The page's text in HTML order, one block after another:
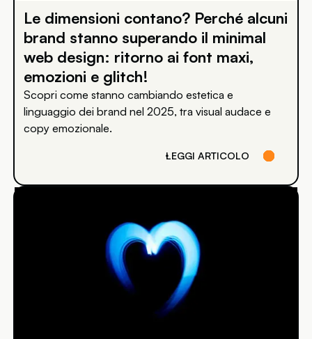
Le dimensioni contano? Perché alcuni
brand stanno superando il minimal
web design: ritorno ai font maxi,
emozioni e glitch!
Scopri come stanno cambiando estetica e
linguaggio dei brand nel 2025, tra visual audace e
copy emozionale.
LEGGI ARTICOLO